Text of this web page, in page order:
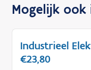
Mogelijk
Industrieel
€23,80